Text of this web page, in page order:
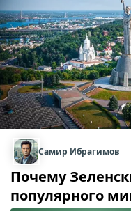
Самир Ибрагимов
Почему
популярного